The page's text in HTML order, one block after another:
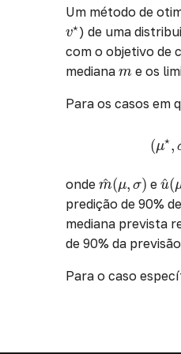
Um método de
v⋆
v⋆) de uma
com o objetivo de
mediana m
m e os
Para os casos em
(μ⋆,
onde ^
m(μ, σ)
m ^ σ e^
u(
u^
predição de 90%
mediana prevista
de 90% da
Para o caso